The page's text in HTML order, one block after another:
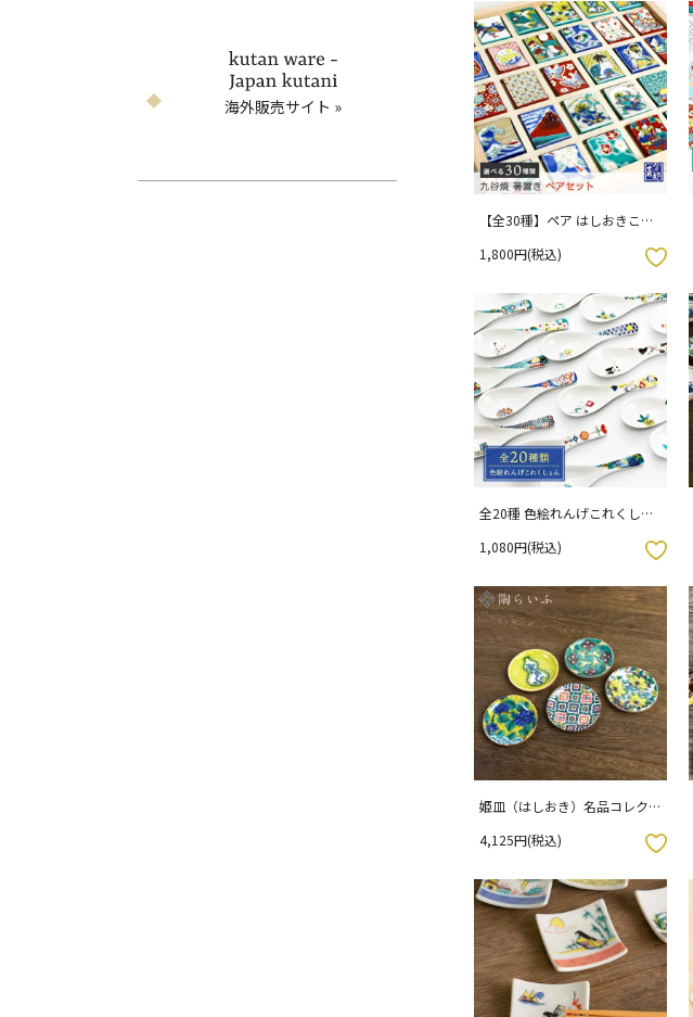
海外販売サイト »
【全30種】ペア はしおきこれ
り）
1,800円(税込) お気に入りボタン
全20種 色絵れんげこれくしょ
1,080円(税込) お気に入りボタン
姫皿（はしおき）名品コレクシ
り）
4,125円(税込) お気に入りボタン